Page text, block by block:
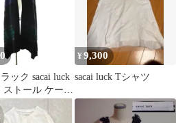
ック sacai luck
ストール ケープ
ブラック ネイビ
¥9,300
sacai luck Tシャツ